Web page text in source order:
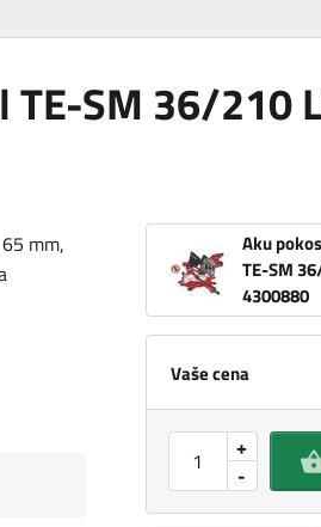
SM 36/210
Aku
TE-SM
4300880
Vaše cena
-
+
mm,